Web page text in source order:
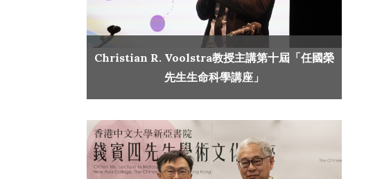
Christian R. Voolstra教授主講第十屆「任國榮
先生生命科學講座」